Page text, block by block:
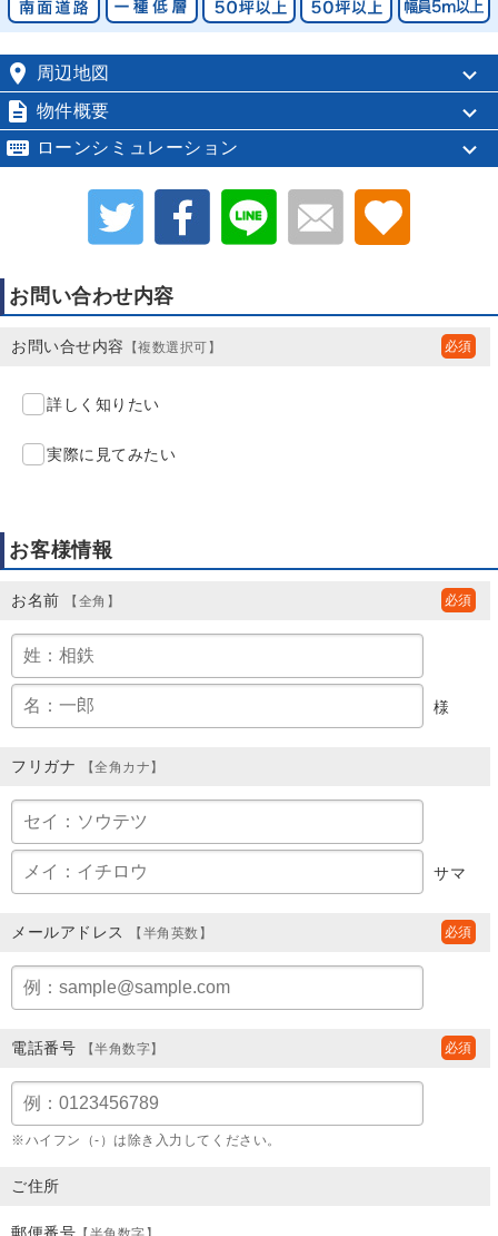
 周辺地図
 物件概要
 ローンシミュレーション
お問い合わせ内容
お問い合せ内容 【複数選択可】
詳しく知りたい
実際に見てみたい
お客様情報
お名前 【全角】
様
フリガナ 【全角カナ】
サマ
メールアドレス 【半角英数】
電話番号 【半角数字】
※ハイフン（-）は除き入力してください。
ご住所